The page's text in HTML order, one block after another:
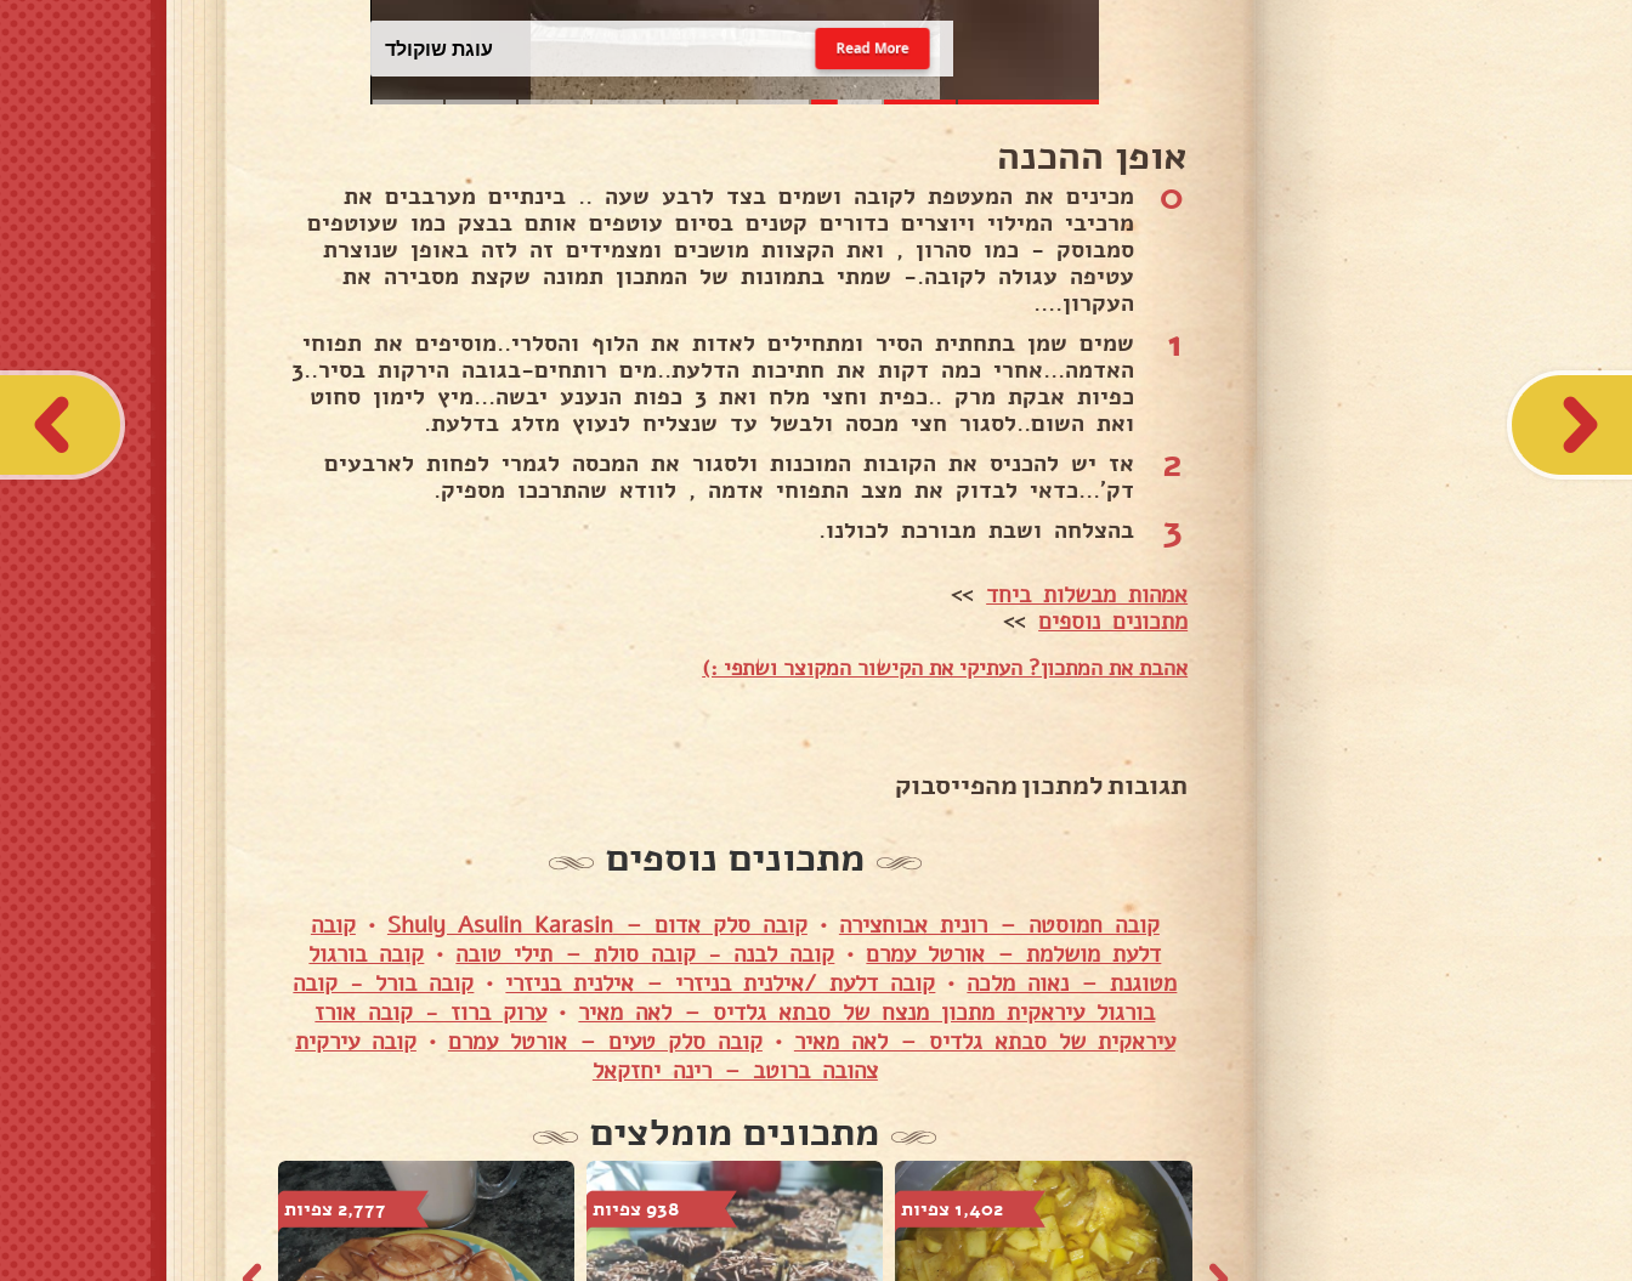
עוגת שוקולד Read More
אופן ההכנה
0
מכינים את המעטפת לקובה ושמים בצד לרבע שעה .. בינתיים מערבבים את
מרכיבי המילוי ויוצרים כדורים קטנים בסיום עוטפים אותם בבצק כמו שעוטפים
סמבוסק - כמו סהרון , ואת הקצוות מושכים ומצמידים זה לזה באופן שנוצרת
עטיפה עגולה לקובה.- שמתי בתמונות של המתכון תמונה שקצת מסבירה את
העקרון....
1
שמים שמן בתחתית הסיר ומתחילים לאדות את הלוף והסלרי..מוסיפים את תפוחי
האדמה...אחרי כמה דקות את חתיכות הדלעת..מים רותחים-בגובה הירקות בסיר..3
כפיות אבקת מרק ..כפית וחצי מלח ואת 3 כפות הנענע יבשה...מיץ לימון סחוט
ואת השום..לסגור חצי מכסה ולבשל עד שנצליח לנעוץ מזלג בדלעת.
2
אז יש להכניס את הקובות המוכנות ולסגור את המכסה לגמרי לפחות לארבעים
דק'...כדאי לבדוק את מצב התפוחי אדמה , לוודא שהתרככו מספיק.
3 בהצלחה ושבת מבורכת לכולנו.
אמהות מבשלות ביחד >>
מתכונים נוספים>>
אהבת את המתכון? העתיקי את הקישור המקוצר ושתפי :)
תגובות למתכון מהפייסבוק
מתכונים נוספים
קובה חמוסטה – רונית אבוחצירה •קובה סלק אדום – Shuly Asulin Karasin •קובה
דלעת מושלמת – אורטל עמרם• קובה לבנה - קובה סולת – תילי טובה • קובה בורגול
מטוגנת – נאוה מלכה • קובה דלעת /אילנית בניזרי – אילנית בניזרי • קובה בורל - קובה
בורגול עיראקית מתכון מנצח של סבתא גלדיס – לאה מאיר •ערוק ברוז - קובה אורז
עיראקית של סבתא גלדיס – לאה מאיר •קובה סלק טעים – אורטל עמרם •קובה עירקית
צהובה ברוטב – רינה יחזקאל
מתכונים מומלצים
1,402 צפיות 938 צפיות 2,777 צפיות